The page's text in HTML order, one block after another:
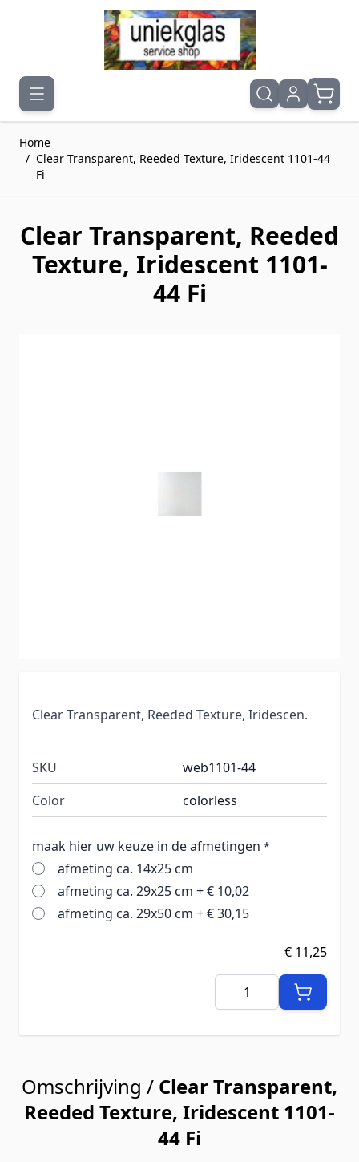
Ga naar de inhoud
Home
/ Clear Transparent, Reeded Texture, Iridescent 1101-44
Fi
Clear Transparent, Reeded
Texture, Iridescent 1101-
44 Fi
Clear Transparent, Reeded Texture, Iridescen.
SKU
web1101-44
Color
colorless
maak hier uw keuze in de afmetingen *
afmeting ca. 14x25 cm
afmeting ca. 29x25 cm +€ 10,02
afmeting ca. 29x50 cm +€ 30,15
€ 11,25
Aantal
Omschrijving / Clear Transparent,
Reeded Texture, Iridescent 1101-
44 Fi